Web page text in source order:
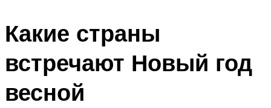
Какие страны
встречают Новый год
весной